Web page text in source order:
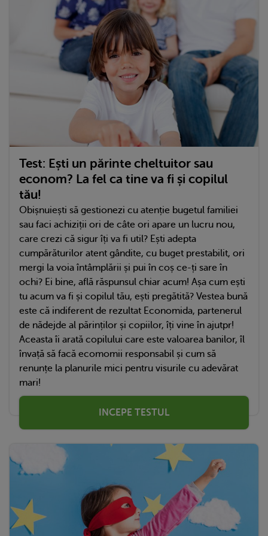
Test: Ești un părinte cheltuitor sau
econom? La fel ca tine va fi și copilul
tău!
Obișnuiești să gestionezi cu atenție bugetul familiei
sau faci achiziții ori de câte ori apare un lucru nou,
care crezi că sigur îți va fi util? Ești adepta
cumpărăturilor atent gândite, cu buget prestabilit, ori
mergi la voia întâmplării și pui în coș ce-ți sare în
ochi? Ei bine, află răspunsul chiar acum! Așa cum ești
tu acum va fi și copilul tău, ești pregătită? Vestea bună
este că indiferent de rezultat Economida, partenerul
de nădejde al părinților și copiilor, îți vine în ajutpr!
Aceasta îi arată copilului care este valoarea banilor, îl
învață să facă ecomomii responsabil și cum să
renunțe la planurile mici pentru visurile cu adevărat
mari!
INCEPE TESTUL